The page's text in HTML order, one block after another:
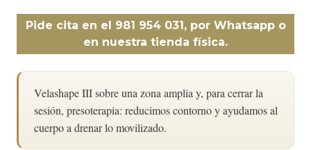
Pide cita en el 981 954 031, por Whatsapp o
en nuestra tienda física.
Velashape III sobre una zona amplia y, para cerrar la
sesión, presoterapia: reducimos contorno y ayudamos al
cuerpo a drenar lo movilizado.